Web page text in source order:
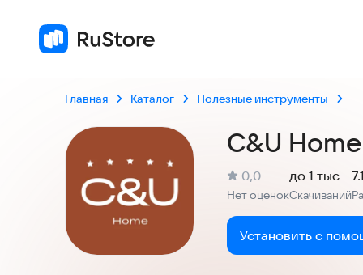
Главная Каталог Полезные инструменты
C&U Home
Рейтинг:
0,0
Нет оценокСкачиваний
до 1 тыс
Установить с